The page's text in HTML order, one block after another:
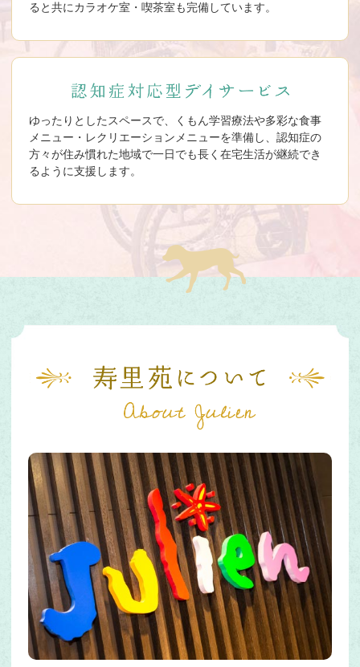
ると共にカラオケ室・喫茶室も完備しています。
ゆったりとしたスペースで、くもん学習療法や多彩な食事
メニュー・レクリエーションメニューを準備し、認知症の
方々が住み慣れた地域で一日でも長く在宅生活が継続でき
るように支援します。